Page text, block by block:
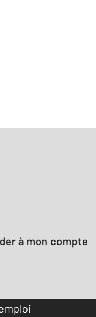
:
à mon compte